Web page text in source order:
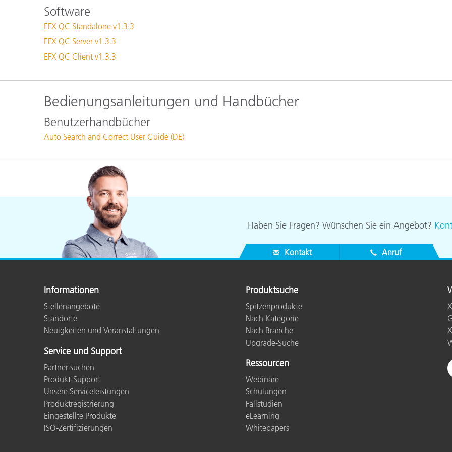
Software
EFX QC Standalone v1.3.3
EFX QC Server v1.3.3
EFX QC Client v1.3.3
Bedienungsanleitungen und Handbücher
Benutzerhandbücher
Auto Search and Correct User Guide (DE)
Haben Sie Fragen? Wünschen Sie ein Angebot?
Kontakt Anruf
Informationen
Stellenangebote
Standorte
Neuigkeiten und Veranstaltungen
Service und Support
Partner suchen
Produkt-Support
Unsere Serviceleistungen
Produktregistrierung
Eingestellte Produkte
ISO-Zertifizierungen
Produktsuche
Spitzenprodukte
Nach Kategorie
Nach Branche
Upgrade-Suche
Ressourcen
Webinare
Schulungen
Fallstudien
eLearning
Whitepapers